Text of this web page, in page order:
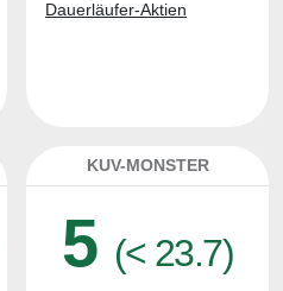
Dauerläufer-Aktien
KUV-MONSTER
5 (< 23.7)